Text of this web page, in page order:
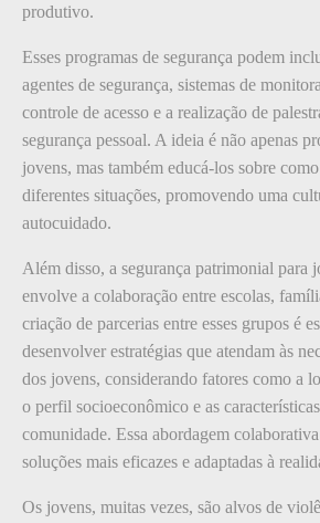
produtivo.
Esses programas de segurança podem
agentes de segurança, sistemas de
controle de acesso e a realização de
segurança pessoal. A ideia é não apenas
jovens, mas também educá-los sobre
diferentes situações, promovendo uma
autocuidado.
Além disso, a segurança patrimonial para
envolve a colaboração entre escolas,
criação de parcerias entre esses grupos é
desenvolver estratégias que atendam às
dos jovens, considerando fatores como a
o perfil socioeconômico e as
comunidade. Essa abordagem
soluções mais eficazes e adaptadas à
Os jovens, muitas vezes, são alvos de